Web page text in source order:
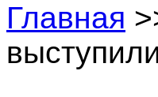
Главная